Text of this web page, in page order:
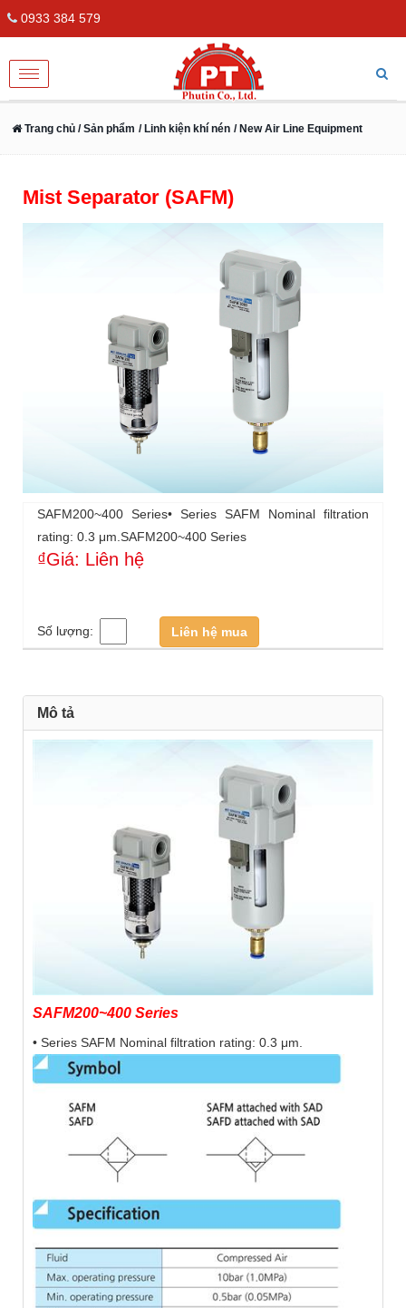
0933 384 579
Toggle
navigation
Trang chủ / Sản phẩm / Linh kiện khí nén / New Air Line Equipment
Mist Separator (SAFM)
SAFM200~400 Series• Series SAFM Nominal filtration
rating: 0.3 μm.SAFM200~400 Series
₫Giá: Liên hệ
Số lượng: Liên hệ mua
Mô tả
SAFM200~400 Series
• Series SAFM Nominal filtration rating: 0.3 μm.